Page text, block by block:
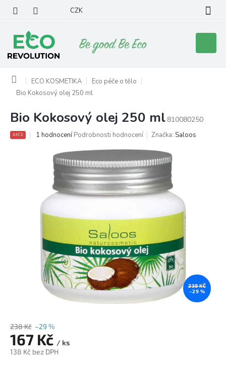
obsah
CZK
košík
Domů ECO KOSMETIKA
Eco péče o tělo
Bio Kokosový olej 250 ml
Bio Kokosový olej 250 ml 810080250
AKCE
Průměrné
produktu
hvězdiček.
1 hodnocení Podrobnosti hodnocení Značka: Saloos
238 KČ
–29 %
238 Kč –29 %
167 Kč / ks
138 Kč bez DPH